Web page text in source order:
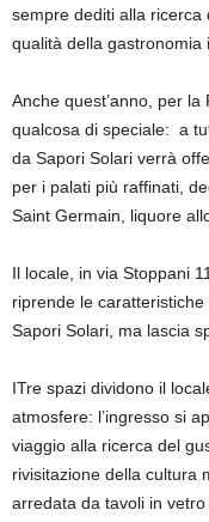
sempre dediti alla ricerca
qualità della gastronomia
Anche quest’anno, per
qualcosa di speciale: a
da Sapori Solari verrà
per i palati più raffinati,
Saint Germain, liquore
Il locale, in via Stoppani
riprende le
Sapori Solari, ma lascia
ITre spazi dividono il
atmosfere: l’ingresso si
viaggio alla ricerca del
rivisitazione della cultura
arredata da tavoli in